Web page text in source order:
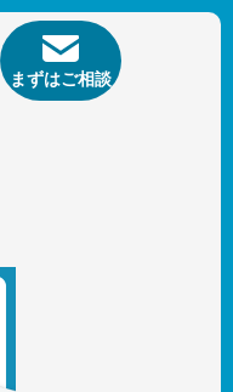
まずはご相談